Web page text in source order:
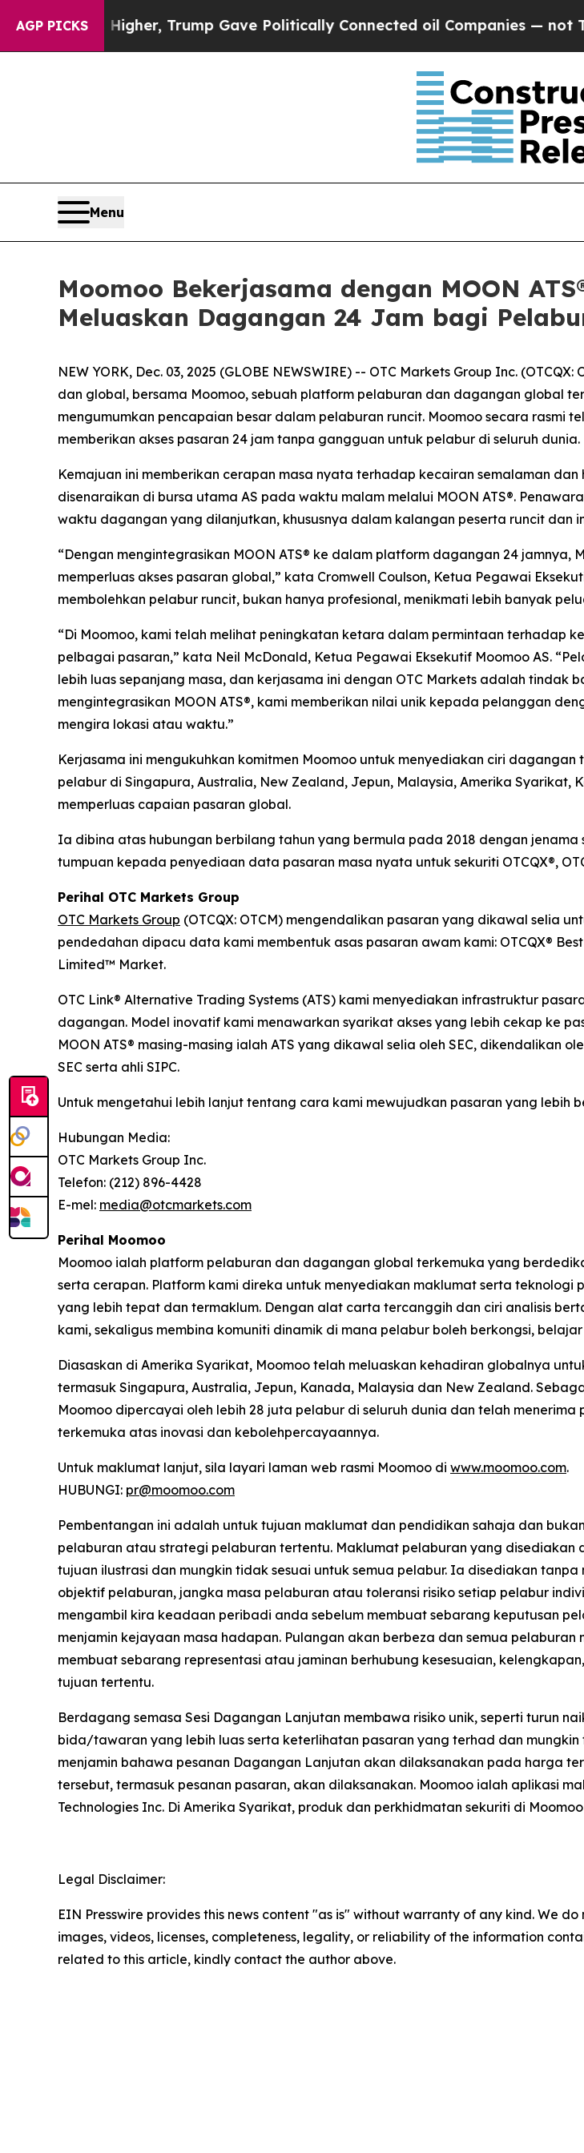
AGP PICKS
Higher, Trump Gave Politically Connected oil Companies — not
Menu
Moomoo Bekerjasama dengan MOON
Meluaskan Dagangan 24 Jam bagi
NEW YORK, Dec. 03, 2025 (GLOBE NEWSWIRE) -- OTC Markets Group Inc.
dan global, bersama Moomoo, sebuah platform pelaburan dan dagangan global
mengumumkan pencapaian besar dalam pelaburan runcit. Moomoo secara rasmi
memberikan akses pasaran 24 jam tanpa gangguan untuk pelabur di seluruh dunia.
Kemajuan ini memberikan cerapan masa nyata terhadap kecairan semalaman
disenaraikan di bursa utama AS pada waktu malam melalui MOON ATS®.
waktu dagangan yang dilanjutkan, khususnya dalam kalangan peserta runcit dan
“Dengan mengintegrasikan MOON ATS® ke dalam platform dagangan 24
memperluas akses pasaran global,” kata Cromwell Coulson, Ketua Pegawai
membolehkan pelabur runcit, bukan hanya profesional, menikmati lebih banyak
“Di Moomoo, kami telah melihat peningkatan ketara dalam permintaan terhadap
pelbagai pasaran,” kata Neil McDonald, Ketua Pegawai Eksekutif Moomoo AS.
lebih luas sepanjang masa, dan kerjasama ini dengan OTC Markets adalah tindak
mengintegrasikan MOON ATS®, kami memberikan nilai unik kepada pelanggan
mengira lokasi atau waktu.”
Kerjasama ini mengukuhkan komitmen Moomoo untuk menyediakan ciri
pelabur di Singapura, Australia, New Zealand, Jepun, Malaysia, Amerika
memperluas capaian pasaran global.
Ia dibina atas hubungan berbilang tahun yang bermula pada 2018 dengan
tumpuan kepada penyediaan data pasaran masa nyata untuk sekuriti OTCQX®,
Perihal OTC Markets Group
OTC Markets Group (OTCQX: OTCM) mengendalikan pasaran yang dikawal selia
pendedahan dipacu data kami membentuk asas pasaran awam kami: OTCQX®
Limited™ Market.
OTC Link® Alternative Trading Systems (ATS) kami menyediakan infrastruktur
dagangan. Model inovatif kami menawarkan syarikat akses yang lebih cekap ke
MOON ATS® masing-masing ialah ATS yang dikawal selia oleh SEC, dikendalikan
SEC serta ahli SIPC.
Untuk mengetahui lebih lanjut tentang cara kami mewujudkan pasaran yang lebih
Hubungan Media:
OTC Markets Group Inc.
Telefon: (212) 896-4428
E-mel: media@otcmarkets.com
Perihal Moomoo
Moomoo ialah platform pelaburan dan dagangan global terkemuka yang
serta cerapan. Platform kami direka untuk menyediakan maklumat serta
yang lebih tepat dan termaklum. Dengan alat carta tercanggih dan ciri analisis
kami, sekaligus membina komuniti dinamik di mana pelabur boleh berkongsi,
Diasaskan di Amerika Syarikat, Moomoo telah meluaskan kehadiran globalnya
termasuk Singapura, Australia, Jepun, Kanada, Malaysia dan New Zealand.
Moomoo dipercayai oleh lebih 28 juta pelabur di seluruh dunia dan telah
terkemuka atas inovasi dan kebolehpercayaannya.
Untuk maklumat lanjut, sila layari laman web rasmi Moomoo di www.moomoo.com.
HUBUNGI: pr@moomoo.com
Pembentangan ini adalah untuk tujuan maklumat dan pendidikan sahaja dan
pelaburan atau strategi pelaburan tertentu. Maklumat pelaburan yang
tujuan ilustrasi dan mungkin tidak sesuai untuk semua pelabur. Ia disediakan
objektif pelaburan, jangka masa pelaburan atau toleransi risiko setiap pelabur
mengambil kira keadaan peribadi anda sebelum membuat sebarang keputusan
menjamin kejayaan masa hadapan. Pulangan akan berbeza dan semua
membuat sebarang representasi atau jaminan berhubung kesesuaian,
tujuan tertentu.
Berdagang semasa Sesi Dagangan Lanjutan membawa risiko unik, seperti turun
bida/tawaran yang lebih luas serta keterlihatan pasaran yang terhad dan
menjamin bahawa pesanan Dagangan Lanjutan akan dilaksanakan pada harga
tersebut, termasuk pesanan pasaran, akan dilaksanakan. Moomoo ialah aplikasi
Technologies Inc. Di Amerika Syarikat, produk dan perkhidmatan sekuriti di
Legal Disclaimer:
EIN Presswire provides this news content "as is" without warranty of any kind. We
images, videos, licenses, completeness, legality, or reliability of the information
related to this article, kindly contact the author above.